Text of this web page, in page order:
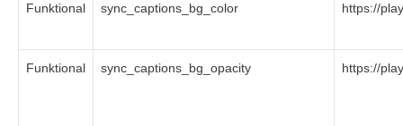
Funktional sync_captions_bg_color https://
Funktional sync_captions_bg_opacity https://